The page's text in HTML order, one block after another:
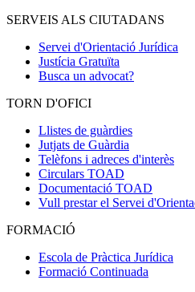
SERVEIS ALS CIUTADANS
Servei d'Orientació Jurídica
Justícia Gratuïta
Busca un advocat?
TORN D'OFICI
Llistes de guàrdies
Jutjats de Guàrdia
Telèfons i adreces d'interès
Circulars TOAD
Documentació TOAD
Vull prestar el Servei
FORMACIÓ
Escola de Pràctica Jurídica
Formació Continuada